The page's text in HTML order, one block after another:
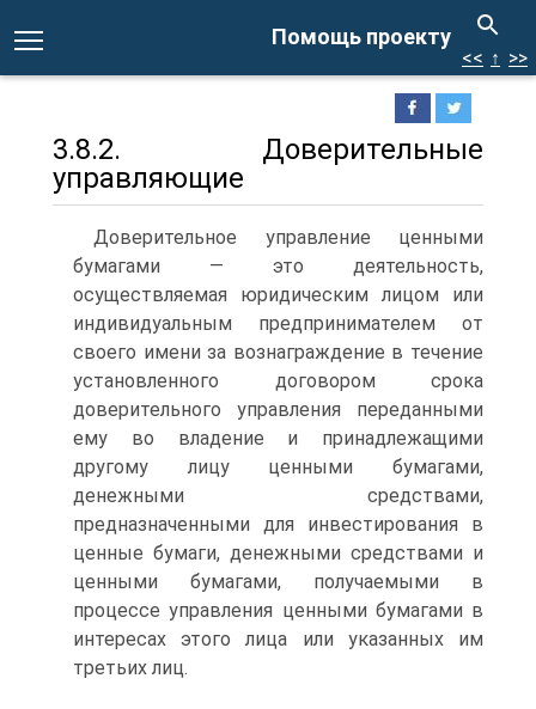
Помощь проекту
<< ↑ >>
3.8.2. Доверительные
управляющие
Доверительное управление ценными
бумагами — это деятельность,
осуществляемая юридическим лицом или
индивидуальным пред­принимателем от
своего имени за вознаграждение в течение
уста­новленного договором срока
доверительного управления передан­ными
ему во владение и принадлежащими
другому лицу ценными бумагами,
денежными средствами,
предназначенными для инвести­рования в
ценные бумаги, денежными средствами и
ценными бума­гами, получаемыми в
процессе управления ценными бумагами в
интересах этого лица или указанных им
третьих лиц.